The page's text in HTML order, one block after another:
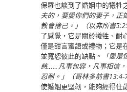
保羅也談到了婚姻中的犧牲
夫的，要愛你們的妻子，正
教會捨己。」（以弗所書
了感覺，它是關於犧牲、耐
僅是甜言蜜語或禮物；它是
並寬恕彼此的缺點。
「愛
慈……凡事包容，凡事相信
忍耐。」（哥林多前書13:4-7
使婚姻更堅韌，能夠經得住